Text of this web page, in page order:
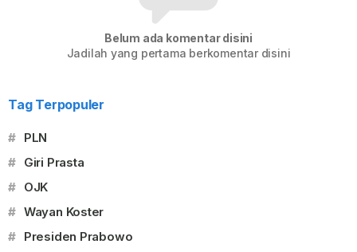
Belum ada komentar disini
Jadilah yang pertama berkomentar disini
Tag Terpopuler
# PLN
# Giri Prasta
# OJK
# Wayan Koster
# Presiden Prabowo